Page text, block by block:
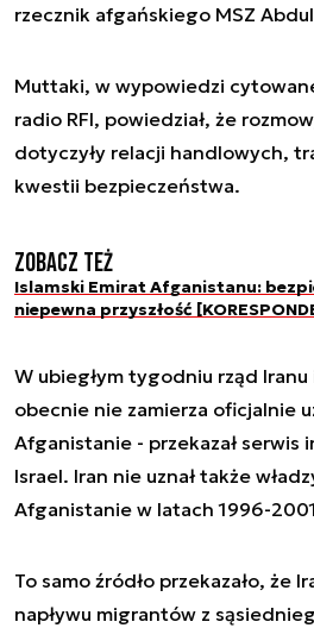
rzecznik afgańskiego MSZ
Muttaki, w wypowiedzi
radio RFI, powiedział, że
dotyczyły relacji handlowych,
kwestii bezpieczeństwa.
Zobacz też
Islamski Emirat Afganistanu:
niepewna przyszłość
W ubiegłym tygodniu rząd Iranu
obecnie nie zamierza oficjalnie
Afganistanie - przekazał serwis
Israel. Iran nie uznał także
Afganistanie w latach 1996-2001
To samo źródło przekazało, że
napływu migrantów z